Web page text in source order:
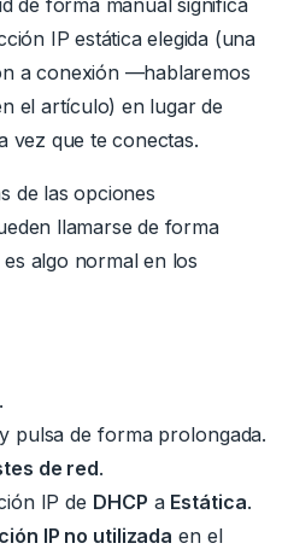
IP estática elegida (una
a conexión —hablaremos
el artículo) en lugar de
vez que te conectas.
de las opciones
llamarse de forma
algo normal en los
.
y pulsa de forma prolongada.
de red.
IP de DHCP a Estática.
IP no utilizada en el